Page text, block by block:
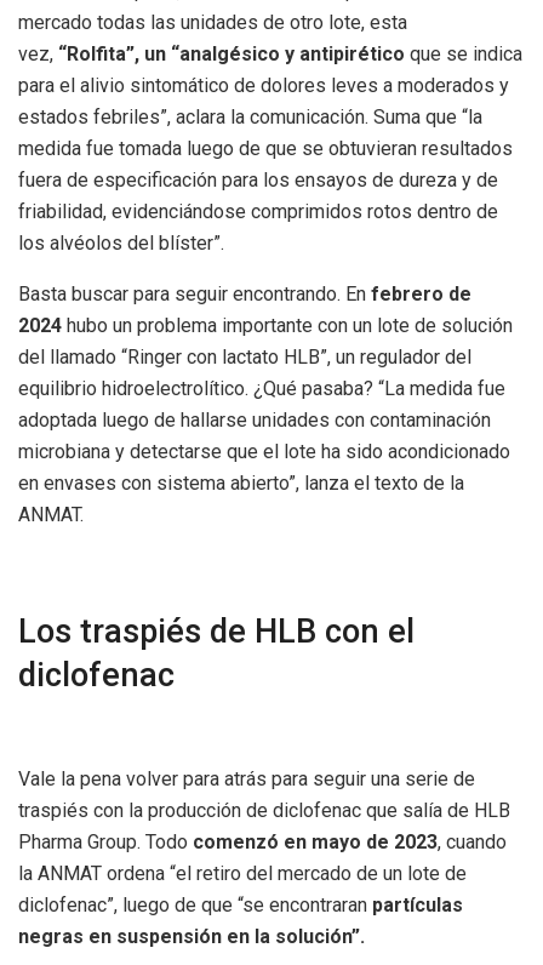
mercado todas las unidades de otro lote, esta
vez, “Rolfita”, un “analgésico y antipirético que se indica
para el alivio sintomático de dolores leves a moderados y
estados febriles”, aclara la comunicación. Suma que “la
medida fue tomada luego de que se obtuvieran resultados
fuera de especificación para los ensayos de dureza y de
friabilidad, evidenciándose comprimidos rotos dentro de
los alvéolos del blíster”.
Basta buscar para seguir encontrando. En febrero de
2024 hubo un problema importante con un lote de solución
del llamado “Ringer con lactato HLB”, un regulador del
equilibrio hidroelectrolítico. ¿Qué pasaba? “La medida fue
adoptada luego de hallarse unidades con contaminación
microbiana y detectarse que el lote ha sido acondicionado
en envases con sistema abierto”, lanza el texto de la
ANMAT.
Los traspiés de HLB con el
diclofenac
Vale la pena volver para atrás para seguir una serie de
traspiés con la producción de diclofenac que salía de HLB
Pharma Group. Todo comenzó en mayo de 2023, cuando
la ANMAT ordena “el retiro del mercado de un lote de
diclofenac”, luego de que “se encontraran partículas
negras en suspensión en la solución”.